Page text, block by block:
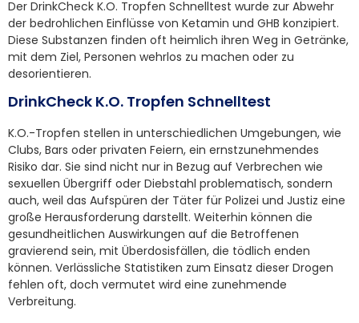
Der DrinkCheck K.O. Tropfen Schnelltest wurde zur Abwehr
der bedrohlichen Einflüsse von Ketamin und GHB konzipiert.
Diese Substanzen finden oft heimlich ihren Weg in Getränke,
mit dem Ziel, Personen wehrlos zu machen oder zu
desorientieren.
DrinkCheck K.O. Tropfen Schnelltest
K.O.-Tropfen stellen in unterschiedlichen Umgebungen, wie
Clubs, Bars oder privaten Feiern, ein ernstzunehmendes
Risiko dar. Sie sind nicht nur in Bezug auf Verbrechen wie
sexuellen Übergriff oder Diebstahl problematisch, sondern
auch, weil das Aufspüren der Täter für Polizei und Justiz eine
große Herausforderung darstellt. Weiterhin können die
gesundheitlichen Auswirkungen auf die Betroffenen
gravierend sein, mit Überdosisfällen, die tödlich enden
können. Verlässliche Statistiken zum Einsatz dieser Drogen
fehlen oft, doch vermutet wird eine zunehmende
Verbreitung.